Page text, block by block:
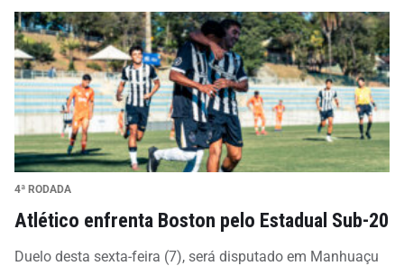
4ª RODADA
Atlético enfrenta Boston pelo Estadual Sub-20
Duelo desta sexta-feira (7), será disputado em Manhuaçu